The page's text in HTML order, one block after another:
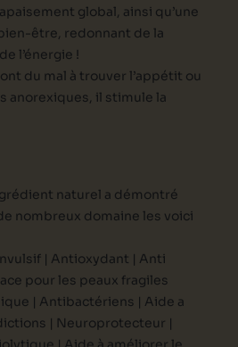
global, ainsi qu’une
être, redonnant de la
l’énergie !
du mal à trouver l’appétit ou
anorexiques, il stimule la
naturel a démontré
nombreux domaine les voici
| Antioxydant | Anti
pour les peaux fragiles
| Antibactériens | Aide a
| Neuroprotecteur |